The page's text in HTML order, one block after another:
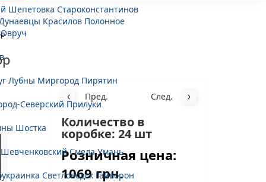
Шепетовка Староконстантинов
Красилов Полонное
Овруч
Лубны Миргород Пирятин
Северский Прилуки
Шостка
Смела Умань
Светловодск Гайворон
Пред. След.
Количество в
коробке: 24 шт
Розничная цена:
1069 грн.